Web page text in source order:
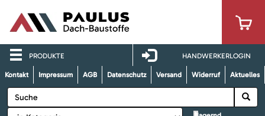
PRODUKTE HANDWERKERLOGIN
Kontakt Impressum AGB Datenschutz Versand Widerruf Aktuelles